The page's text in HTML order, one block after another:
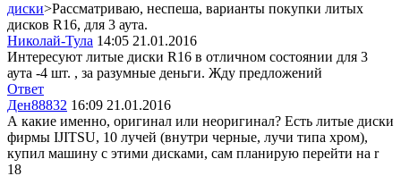
диски>Рассматриваю, неспеша, варианты покупки литых
дисков R16, для 3 аута.
Николай-Тула 14:05 21.01.2016
Интересуют литые диски R16 в отличном состоянии для 3
аута -4 шт. , за разумные деньги. Жду предложений
Ответ
Ден88832 16:09 21.01.2016
А какие именно, оригинал или неоригинал? Есть литые диски
фирмы IJITSU, 10 лучей (внутри черные, лучи типа хром),
купил машину с этими дисками, сам планирую перейти на r
18